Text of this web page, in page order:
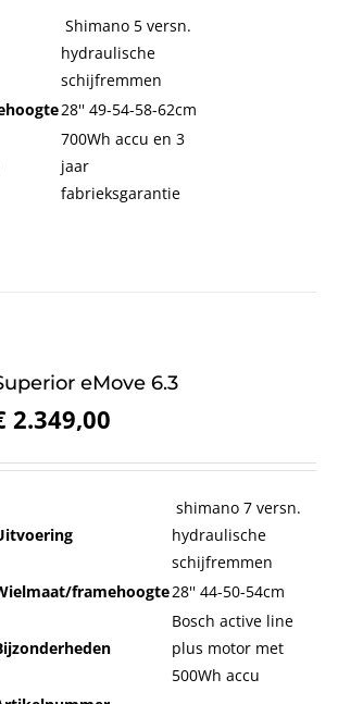
Shimano 5 versn.
hydraulische
schijfremmen
28'' 49-54-58-62cm
700Wh accu en 3
jaar
fabrieksgarantie
eMove 6.3
2.349,00
shimano 7 versn.
hydraulische
schijfremmen
framehoogte28'' 44-50-54cm
Bosch active line
plus motor met
500Wh accu